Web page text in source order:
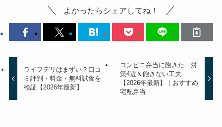
よかったらシェアしてね！
ライフデリはまずい？口コ
ミ評判・料金・無料試食を
検証【2026年最新】
コンビニ弁当に飽きた…対
策4選＆飽きない工夫
【2026年最新】｜おすすめ
宅配弁当